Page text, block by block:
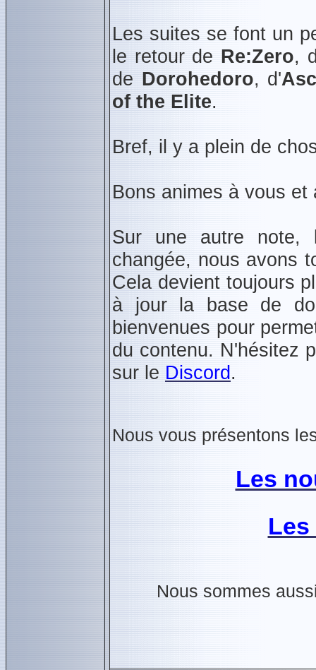
Les suites se font un
le retour de Re:Zero,
de Dorohedoro, d'
of the Elite.
Bref, il y a plein de
Bons animes à vous et
Sur une autre note,
changée, nous avons
Cela devient toujours
à jour la base de
bienvenues pour
du contenu. N'hésitez
sur le Discord.
Nous vous présentons
Les
Nous sommes